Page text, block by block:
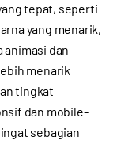
tepat, seperti
yang menarik,
animasi dan
menarik
tingkat
dan mobile-
sebagian